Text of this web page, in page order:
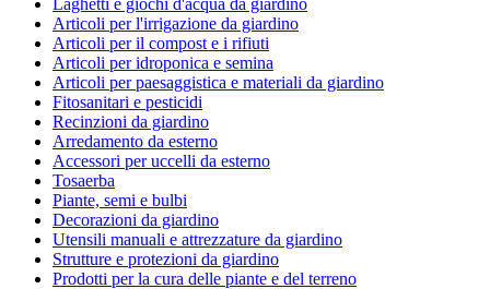
Articoli per l'irrigazione da giardino
Articoli per il compost e i rifiuti
Articoli per idroponica e semina
Articoli per paesaggistica e materiali da giardino
Fitosanitari e pesticidi
Recinzioni da giardino
Arredamento da esterno
Accessori per uccelli da esterno
Tosaerba
Piante, semi e bulbi
Decorazioni da giardino
Utensili manuali e attrezzature da giardino
Strutture e protezioni da giardino
Prodotti per la cura delle piante e del terreno